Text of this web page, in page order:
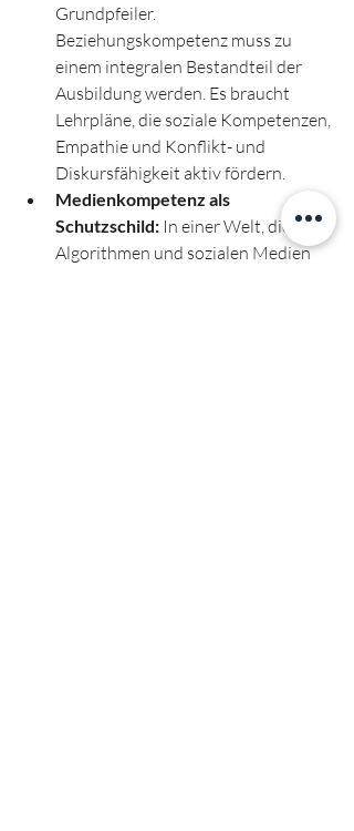
Grundpfeiler.
Beziehungskompetenz muss zu
einem integralen Bestandteil der
Ausbildung werden. Es braucht
Lehrpläne, die soziale Kompetenzen,
Empathie und Konflikt- und
Diskursfähigkeit aktiv fördern.
Medienkompetenz als
Schutzschild: In einer Welt, die von
Algorithmen und sozialen Medien